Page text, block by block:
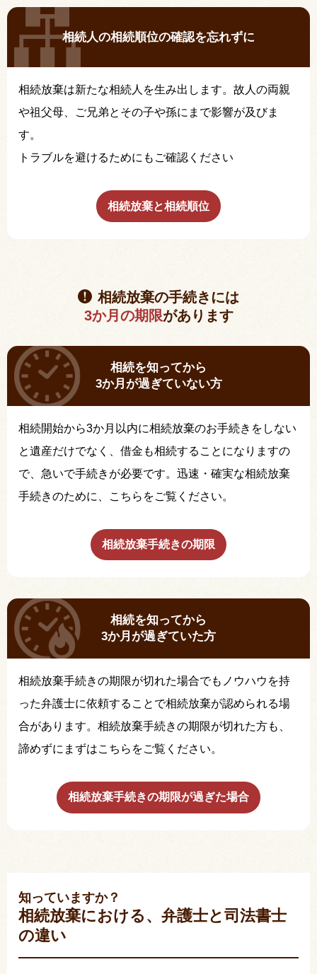
相続人の相続順位の確認を忘れずに
相続放棄は新たな相続人を生み出します。故人の両親
や祖父母、ご兄弟とその子や孫にまで影響が及びま
す。
トラブルを避けるためにもご確認ください
相続放棄と相続順位
相続放棄の手続きには
3か月の期限があります
相続を知ってから
3か月が過ぎていない方
相続開始から3か月以内に相続放棄のお手続きをしない
と遺産だけでなく、借金も相続することになりますの
で、急いで手続きが必要です。迅速・確実な相続放棄
手続きのために、こちらをご覧ください。
相続放棄手続きの期限
相続を知ってから
3か月が過ぎていた方
相続放棄手続きの期限が切れた場合でもノウハウを持
った弁護士に依頼することで相続放棄が認められる場
合があります。相続放棄手続きの期限が切れた方も、
諦めずにまずはこちらをご覧ください。
相続放棄手続きの期限が過ぎた場合
知っていますか？
相続放棄における、弁護士と司法書士
の違い